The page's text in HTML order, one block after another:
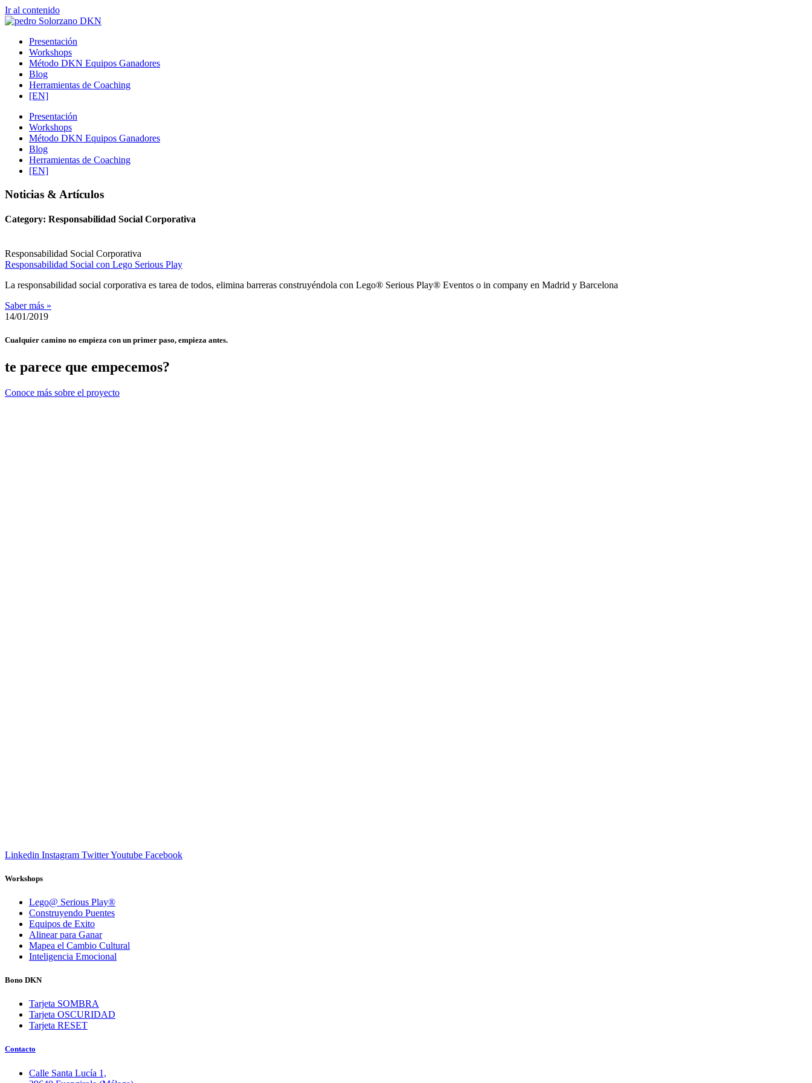
Ir al contenido
Presentación
Workshops
Método DKN Equipos Ganadores
Blog
Herramientas de Coaching
[EN]
Presentación
Workshops
Método DKN Equipos Ganadores
Blog
Herramientas de Coaching
[EN]
Noticias & Artículos
Category: Responsabilidad Social Corporativa
Responsabilidad Social Corporativa
Responsabilidad Social con Lego Serious Play
La responsabilidad social corporativa es tarea de todos, elimina barreras construyéndola con Lego® Serious Play® Eventos o in company en Madrid y Barcelona
Saber más »
14/01/2019
Cualquier camino no empieza con un primer paso, empieza antes.
te parece que empecemos?
Conoce más sobre el proyecto
Linkedin Instagram TwitterYoutube Facebook
Workshops
Lego@ Serious Play®
Construyendo Puentes
Equipos de Exito
Alinear para Ganar
Mapea el Cambio Cultural
Inteligencia Emocional
Bono DKN
Tarjeta SOMBRA
Tarjeta OSCURIDAD
Tarjeta RESET
Contacto
Calle Santa Lucía 1,